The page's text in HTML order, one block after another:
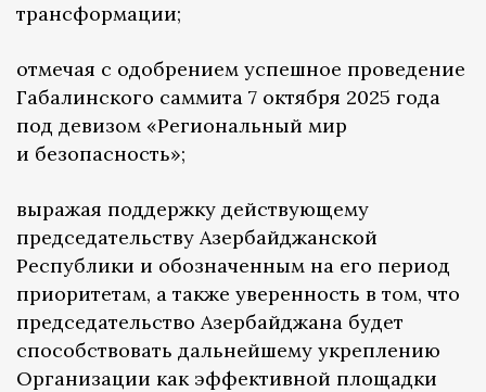
трансформации;
отмечая с одобрением успешное проведение
Габалинского саммита 7 октября 2025 года
под девизом «Региональный мир
и безопасность»;
выражая поддержку действующему
председательству Азербайджанской
Республики и обозначенным на его период
приоритетам, а также уверенность в том, что
председательство Азербайджана будет
способствовать дальнейшему укреплению
Организации как эффективной площадки